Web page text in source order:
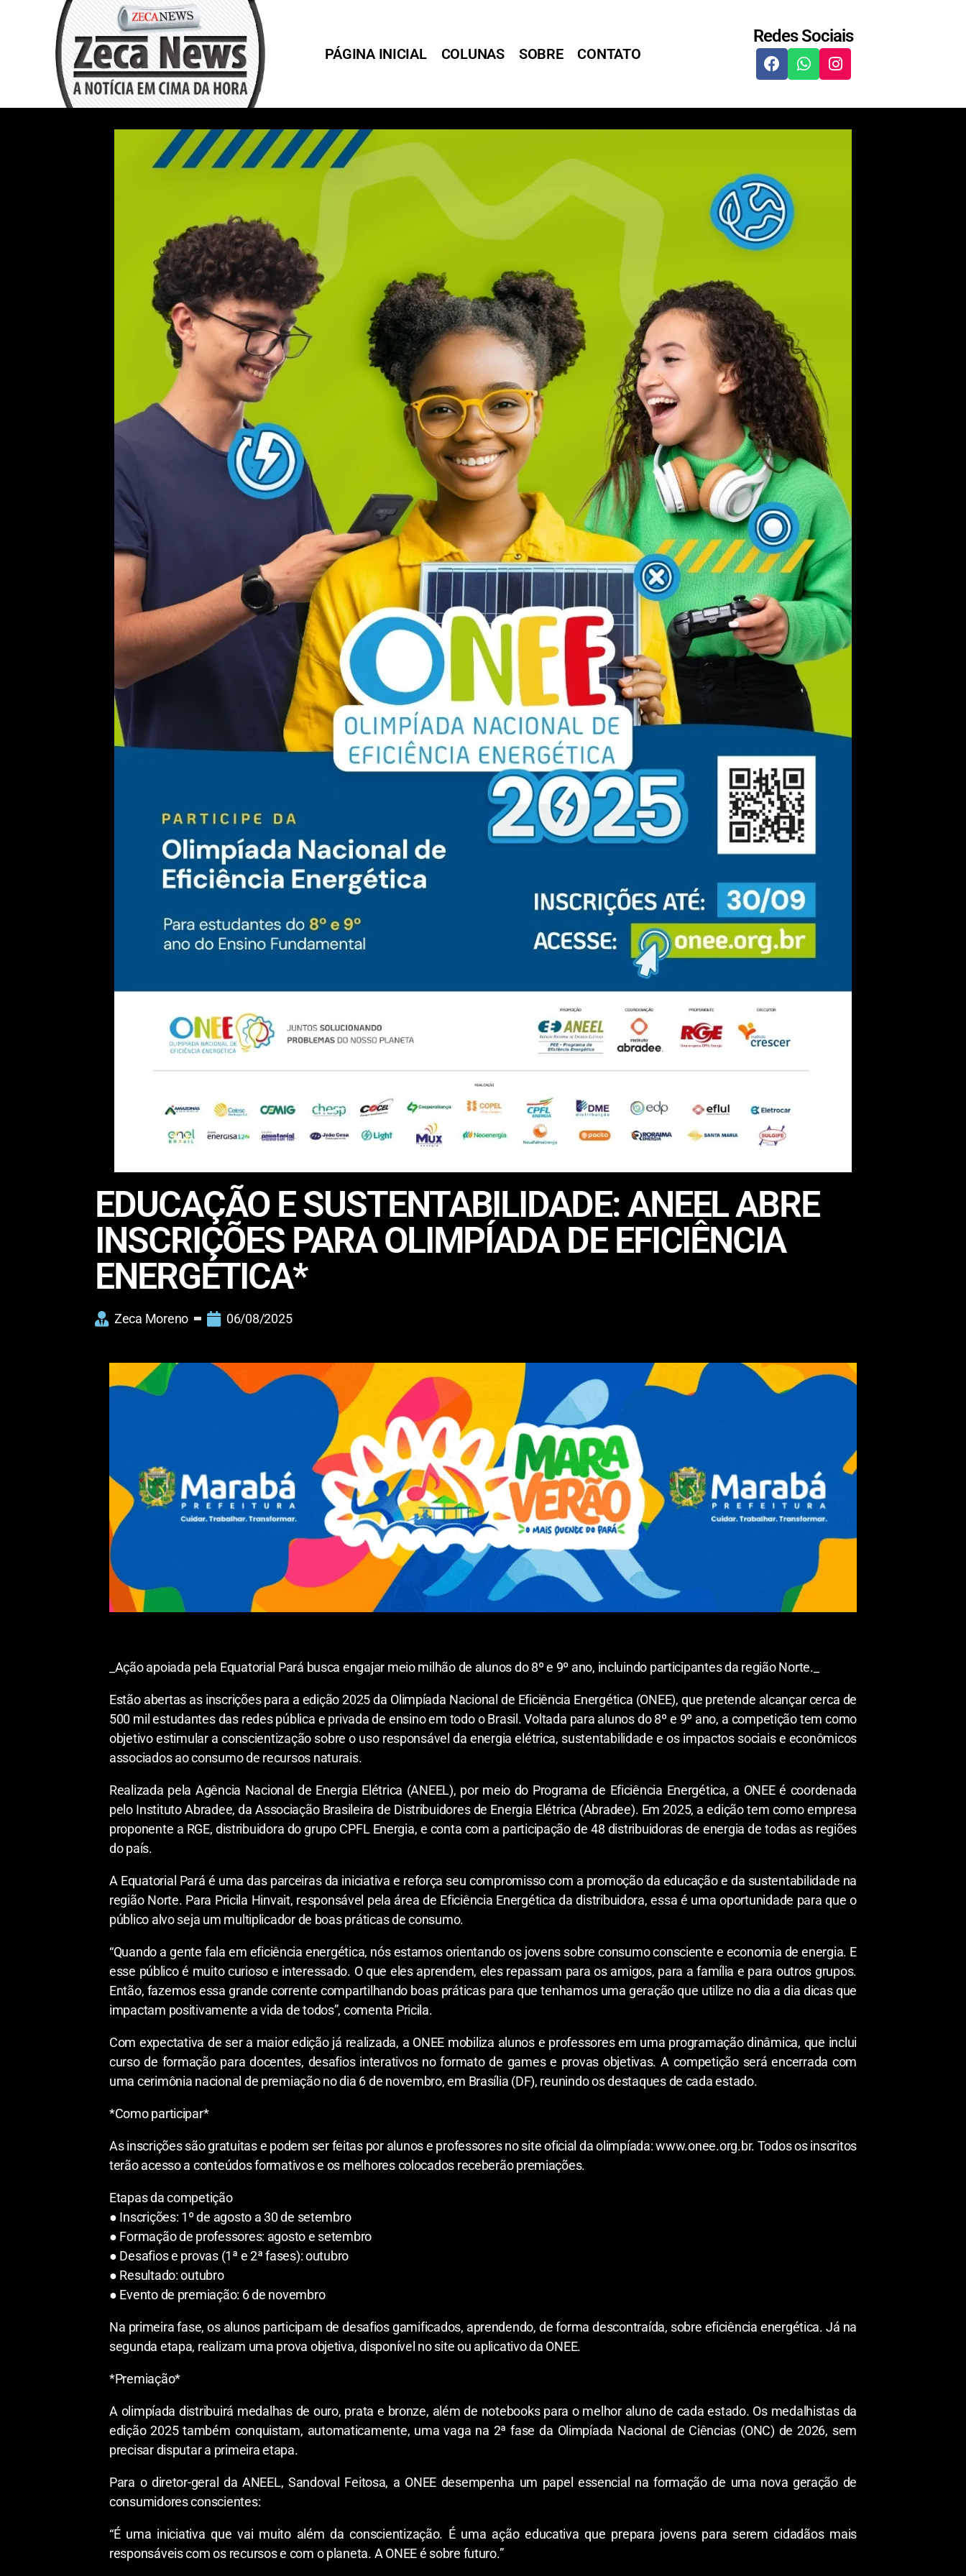
PÁGINA INICIAL COLUNAS SOBRE CONTATO
Redes Sociais
EDUCAÇÃO E SUSTENTABILIDADE: ANEEL ABRE
INSCRIÇÕES PARA OLIMPÍADA DE EFICIÊNCIA
ENERGÉTICA*
Zeca Moreno 06/08/2025
_Ação apoiada pela Equatorial Pará busca engajar meio milhão de alunos do 8º e 9º ano, incluindo participantes da região Norte._
Estão abertas as inscrições para a edição 2025 da Olimpíada Nacional de Eficiência Energética (ONEE), que pretende alcançar cerca de
500 mil estudantes das redes pública e privada de ensino em todo o Brasil. Voltada para alunos do 8º e 9º ano, a competição tem como
objetivo estimular a conscientização sobre o uso responsável da energia elétrica, sustentabilidade e os impactos sociais e econômicos
associados ao consumo de recursos naturais.
Realizada pela Agência Nacional de Energia Elétrica (ANEEL), por meio do Programa de Eficiência Energética, a ONEE é coordenada
pelo Instituto Abradee, da Associação Brasileira de Distribuidores de Energia Elétrica (Abradee). Em 2025, a edição tem como empresa
proponente a RGE, distribuidora do grupo CPFL Energia, e conta com a participação de 48 distribuidoras de energia de todas as regiões
do país.
A Equatorial Pará é uma das parceiras da iniciativa e reforça seu compromisso com a promoção da educação e da sustentabilidade na
região Norte. Para Pricila Hinvait, responsável pela área de Eficiência Energética da distribuidora, essa é uma oportunidade para que o
público alvo seja um multiplicador de boas práticas de consumo.
“Quando a gente fala em eficiência energética, nós estamos orientando os jovens sobre consumo consciente e economia de energia. E
esse público é muito curioso e interessado. O que eles aprendem, eles repassam para os amigos, para a família e para outros grupos.
Então, fazemos essa grande corrente compartilhando boas práticas para que tenhamos uma geração que utilize no dia a dia dicas que
impactam positivamente a vida de todos”, comenta Pricila.
Com expectativa de ser a maior edição já realizada, a ONEE mobiliza alunos e professores em uma programação dinâmica, que inclui
curso de formação para docentes, desafios interativos no formato de games e provas objetivas. A competição será encerrada com
uma cerimônia nacional de premiação no dia 6 de novembro, em Brasília (DF), reunindo os destaques de cada estado.
*Como participar*
As inscrições são gratuitas e podem ser feitas por alunos e professores no site oficial da olimpíada: www.onee.org.br. Todos os inscritos
terão acesso a conteúdos formativos e os melhores colocados receberão premiações.
Etapas da competição
● Inscrições: 1º de agosto a 30 de setembro
● Formação de professores: agosto e setembro
● Desafios e provas (1ª e 2ª fases): outubro
● Resultado: outubro
● Evento de premiação: 6 de novembro
Na primeira fase, os alunos participam de desafios gamificados, aprendendo, de forma descontraída, sobre eficiência energética. Já na
segunda etapa, realizam uma prova objetiva, disponível no site ou aplicativo da ONEE.
*Premiação*
A olimpíada distribuirá medalhas de ouro, prata e bronze, além de notebooks para o melhor aluno de cada estado. Os medalhistas da
edição 2025 também conquistam, automaticamente, uma vaga na 2ª fase da Olimpíada Nacional de Ciências (ONC) de 2026, sem
precisar disputar a primeira etapa.
Para o diretor-geral da ANEEL, Sandoval Feitosa, a ONEE desempenha um papel essencial na formação de uma nova geração de
consumidores conscientes:
“É uma iniciativa que vai muito além da conscientização. É uma ação educativa que prepara jovens para serem cidadãos mais
responsáveis com os recursos e com o planeta. A ONEE é sobre futuro.”